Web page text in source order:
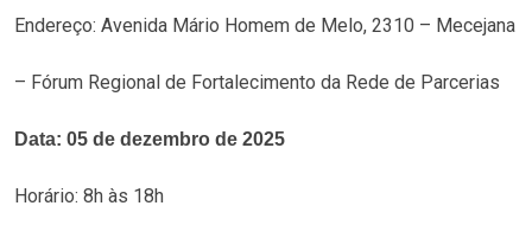
Endereço: Avenida Mário Homem de Melo, 2310 – Mecejana
– Fórum Regional de Fortalecimento da Rede de Parcerias
Data: 05 de dezembro de 2025
Horário: 8h às 18h